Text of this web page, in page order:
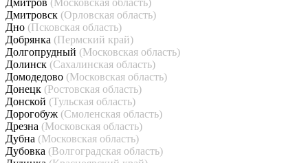
Дмитров (Московская область)
Дмитровск (Орловская область)
Дно (Псковская область)
Добрянка (Пермский край)
Долгопрудный (Московская область)
Долинск (Сахалинская область)
Домодедово (Московская область)
Донецк (Ростовская область)
Донской (Тульская область)
Дорогобуж (Смоленская область)
Дрезна (Московская область)
Дубна (Московская область)
Дубовка (Волгоградская область)